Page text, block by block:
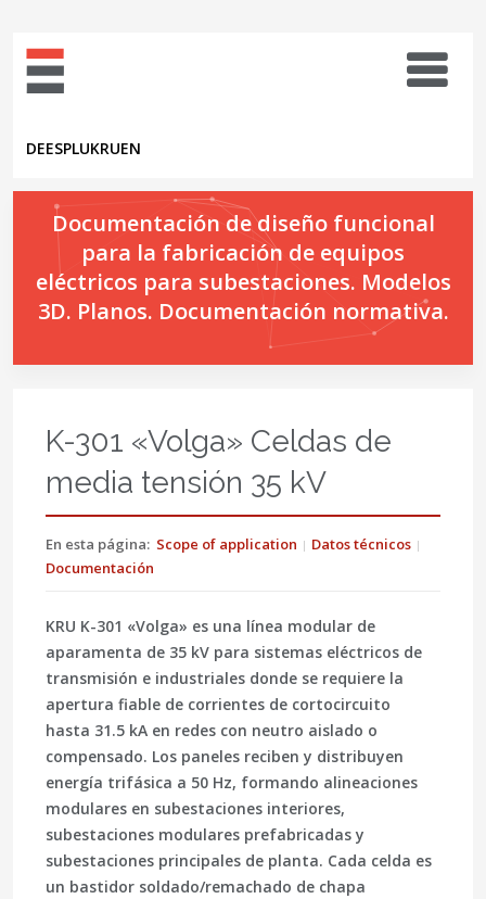
DEESPLUKRUEN
Documentación de diseño funcional
para la fabricación de equipos
eléctricos para subestaciones. Modelos
3D. Planos. Documentación normativa.
K-301 «Volga» Celdas de
media tensión 35 kV
En esta página: Scope of application
Datos técnicos
Documentación
KRU K-301 «Volga» es una línea modular de
aparamenta de 35 kV para sistemas eléctricos de
transmisión e industriales donde se requiere la
apertura fiable de corrientes de cortocircuito
hasta 31.5 kA en redes con neutro aislado o
compensado. Los paneles reciben y distribuyen
energía trifásica a 50 Hz, formando alineaciones
modulares en subestaciones interiores,
subestaciones modulares prefabricadas y
subestaciones principales de planta. Cada celda es
un bastidor soldado/remachado de chapa